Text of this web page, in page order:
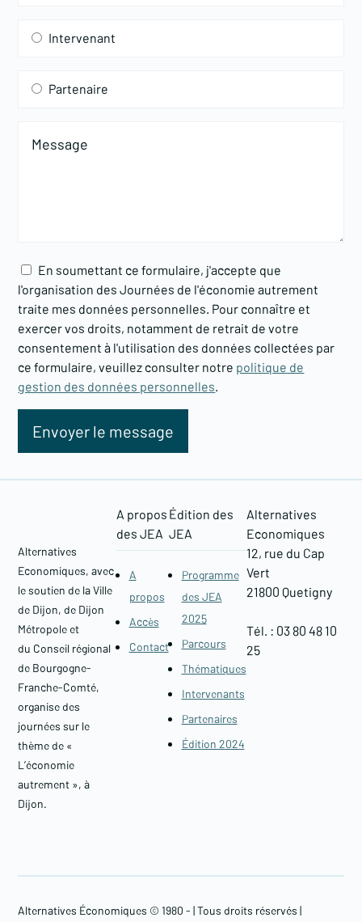
Intervenant
Partenaire
En soumettant ce formulaire, j'accepte que
l'organisation des Journées de l'économie autrement
traite mes données personnelles. Pour connaître et
exercer vos droits, notamment de retrait de votre
consentement à l'utilisation des données collectées par
ce formulaire, veuillez consulter notre politique de
gestion des données personnelles.
Alternatives
Economiques, avec
le soutien de la Ville
de Dijon, de Dijon
Métropole et
du Conseil régional
de Bourgogne-
Franche-Comté,
organise des
journées sur le
thème de «
L’économie
autrement », à
Dijon.
A propos
des JEA
A
propos
Accès
Contact
Édition des
JEA
Programme
des JEA
2025
Parcours
Thématiques
Intervenants
Partenaires
Édition 2024
Alternatives
Economiques
12, rue du Cap
Vert
21800 Quetigny​
Tél. : 03 80 48 10
25
Alternatives Économiques © 1980 -| Tous droits réservés |